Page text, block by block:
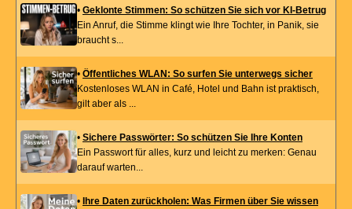
• Geklonte Stimmen: So schützen Sie sich vor KI-Betrug
Ein Anruf, die Stimme klingt wie Ihre Tochter, in Panik, sie
braucht s...
• Öffentliches WLAN: So surfen Sie unterwegs sicher
Kostenloses WLAN in Café, Hotel und Bahn ist praktisch,
gilt aber als ...
• Sichere Passwörter: So schützen Sie Ihre Konten
Ein Passwort für alles, kurz und leicht zu merken: Genau
darauf warten...
• Ihre Daten zurückholen: Was Firmen über Sie wissen